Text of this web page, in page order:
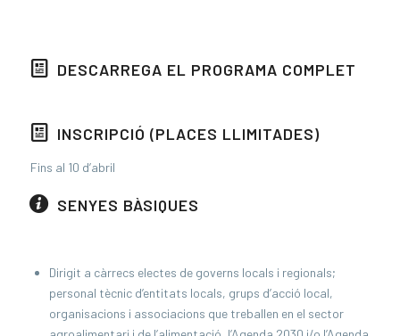
DESCARREGA EL PROGRAMA COMPLET
INSCRIPCIÓ (PLACES LLIMITADES)
Fins al 10 d’abril
SENYES BÀSIQUES
Dirigit a càrrecs electes de governs locals i regionals;
personal tècnic d’entitats locals, grups d’acció local,
organisacions i associacions que treballen en el sector